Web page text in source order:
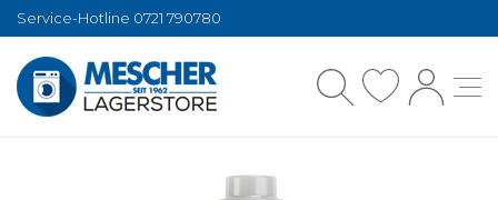
Service-Hotline 0721 790780